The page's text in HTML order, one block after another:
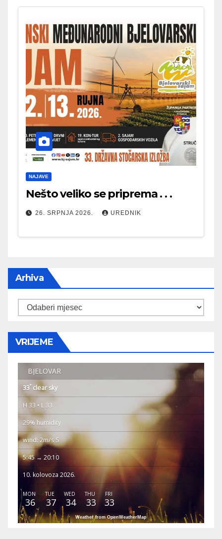
NAJAVE
Nešto veliko se priprema . . .
26. SRPNJA 2026. UREDNIK
Arhiva
Arhiva
VRIJEME
BJELOVAR
33° clear sky
H 33 • L 33
29% humidity
wind: 2m/s S
5:45 → 20:10
10. kolovoza 2026.
MON
36
TUE
37
WED
34
THU
33
FRI
33
Weather from OpenWeatherMap